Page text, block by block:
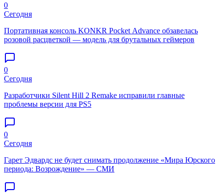
0
Сегодня
Портативная консоль KONKR Pocket Advance обзавелась
розовой расцветкой — модель для брутальных геймеров
0
Сегодня
Разработчики Silent Hill 2 Remake исправили главные
проблемы версии для PS5
0
Сегодня
Гарет Эдвардс не будет снимать продолжение «Мира Юрского
периода: Возрождение» — СМИ